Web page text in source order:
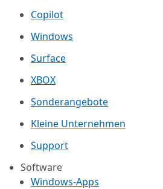
Copilot
Windows
Surface
XBOX
Sonderangebote
Kleine Unternehmen
Support
Software
Windows-Apps